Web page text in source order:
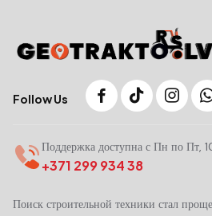
Follow Us
Поддержка доступна с Пн по Пт,
+371 299 934 38
Поиск строительной техники стал